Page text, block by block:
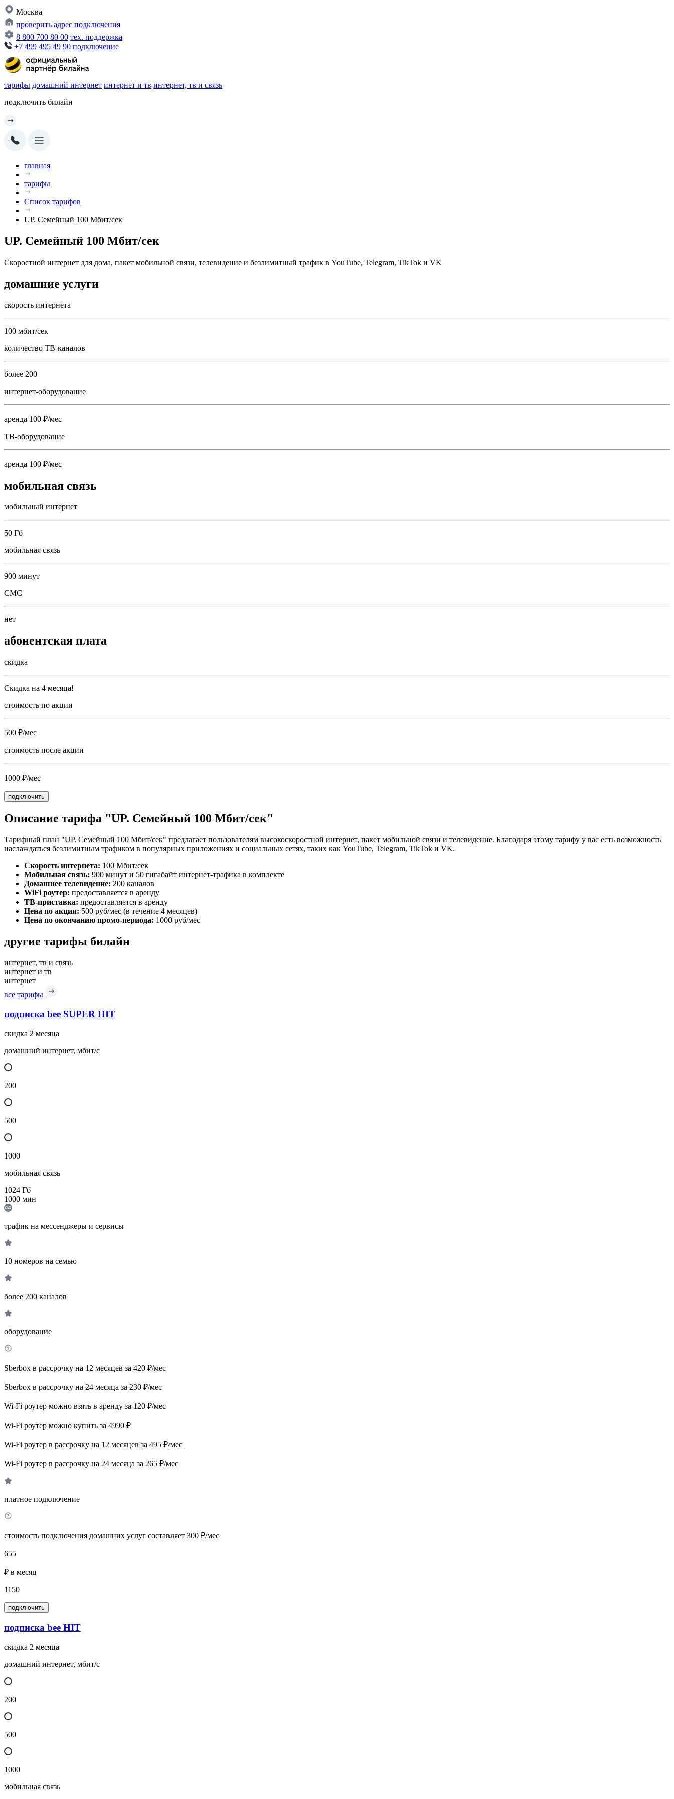
Москва
проверить адрес подключения
8 800 700 80 00 тех. поддержка
+7 499 495 49 90 подключение
тарифы домашний интернет интернет и тв интернет, тв и связь
подключить билайн
главная
тарифы
Список тарифов
UP. Семейный 100 Мбит/сек
UP. Семейный 100 Мбит/сек
Скоростной интернет для дома, пакет мобильной связи, телевидение и безлимитный трафик в YouTube, Telegram, TikTok и VK
домашние услуги
скорость интернета
100 мбит/сек
количество ТВ-каналов
более 200
интернет-оборудование
аренда 100 ₽/мес
ТВ-оборудование
аренда 100 ₽/мес
мобильная связь
мобильный интернет
50 Гб
мобильная связь
900 минут
СМС
нет
абонентская плата
скидка
Скидка на 4 месяца!
стоимость по акции
500 ₽/мес
стоимость после акции
1000 ₽/мес
подключить
Описание тарифа "UP. Семейный 100 Мбит/сек"
Тарифный план "UP. Семейный 100 Мбит/сек" предлагает пользователям высокоскоростной интернет, пакет мобильной связи и телевидение. Благодаря этому тарифу у вас есть возможность
наслаждаться безлимитным трафиком в популярных приложениях и социальных сетях, таких как YouTube, Telegram, TikTok и VK.
Скорость интернета: 100 Мбит/сек
Мобильная связь: 900 минут и 50 гигабайт интернет-трафика в комплекте
Домашнее телевидение: 200 каналов
WiFi роутер: предоставляется в аренду
ТВ-приставка: предоставляется в аренду
Цена по акции: 500 руб/мес (в течение 4 месяцев)
Цена по окончанию промо-периода: 1000 руб/мес
другие тарифы билайн
интернет, тв и связь
интернет и тв
интернет
все тарифы
подписка bee SUPER HIT
скидка 2 месяца
домашний интернет, мбит/с
200
500
1000
мобильная связь
1024 Гб
1000 мин
трафик на мессенджеры и сервисы
10 номеров на семью
более 200 каналов
оборудование
Sberbox в рассрочку на 12 месяцев за 420 ₽/мес
Sberbox в рассрочку на 24 месяца за 230 ₽/мес
Wi-Fi роутер можно взять в аренду за 120 ₽/мес
Wi-Fi роутер можно купить за 4990 ₽
Wi-Fi роутер в рассрочку на 12 месяцев за 495 ₽/мес
Wi-Fi роутер в рассрочку на 24 месяца за 265 ₽/мес
платное подключение
стоимость подключения домашних услуг составляет 300 ₽/мес
655
₽ в месяц
1150
подключить
подписка bee HIT
скидка 2 месяца
домашний интернет, мбит/с
200
500
1000
мобильная связь